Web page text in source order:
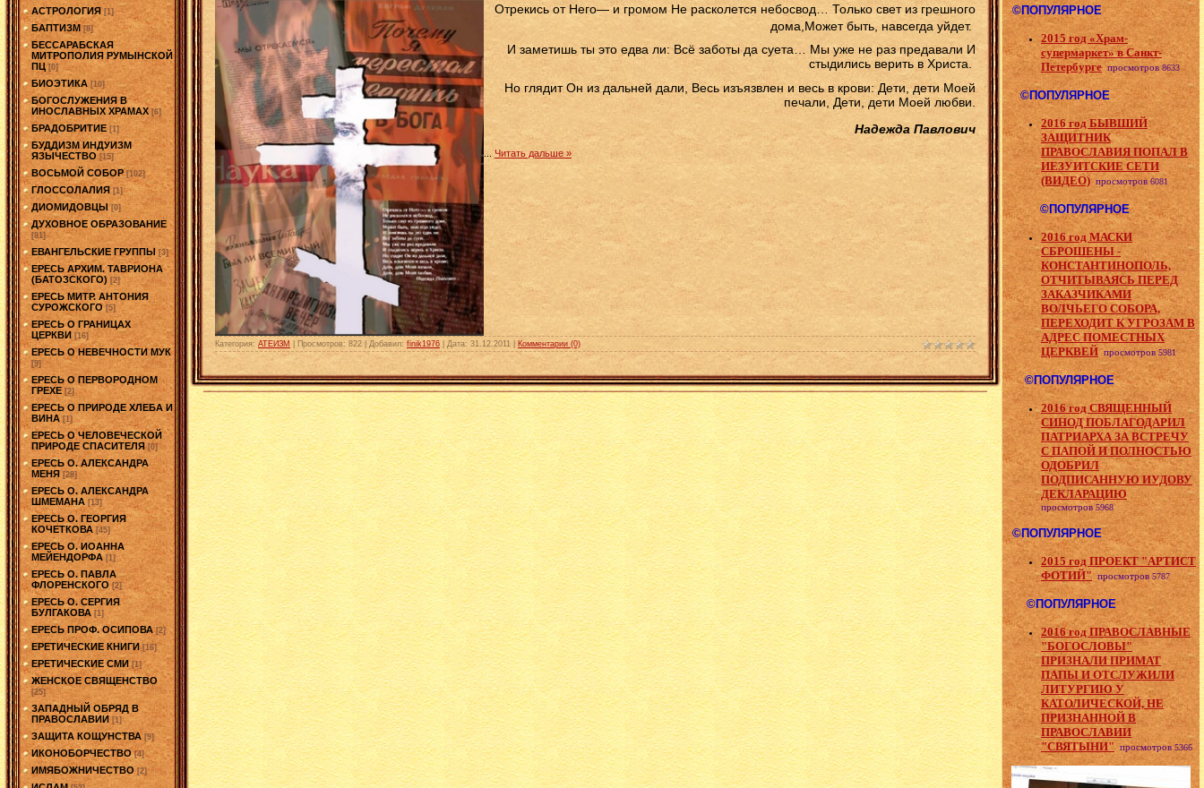
АСТРОЛОГИЯ [1]
БАПТИЗМ [8]
БЕССАРАБСКАЯ
МИТРОПОЛИЯ РУМЫНСКОЙ
ПЦ [0]
БИОЭТИКА [10]
БОГОСЛУЖЕНИЯ В
ИНОСЛАВНЫХ ХРАМАХ [6]
БРАДОБРИТИЕ [1]
БУДДИЗМ ИНДУИЗМ
ЯЗЫЧЕСТВО [15]
ВОСЬМОЙ СОБОР [102]
ГЛОССОЛАЛИЯ [1]
ДИОМИДОВЦЫ [0]
ДУХОВНОЕ ОБРАЗОВАНИЕ
[81]
ЕВАНГЕЛЬСКИЕ ГРУППЫ [3]
ЕРЕСЬ АРХИМ. ТАВРИОНА
(БАТОЗСКОГО) [2]
ЕРЕСЬ МИТР. АНТОНИЯ
СУРОЖСКОГО [5]
ЕРЕСЬ О ГРАНИЦАХ
ЦЕРКВИ [16]
ЕРЕСЬ О НЕВЕЧНОСТИ МУК
[9]
ЕРЕСЬ О ПЕРВОРОДНОМ
ГРЕХЕ [2]
ЕРЕСЬ О ПРИРОДЕ ХЛЕБА И
ВИНА [1]
ЕРЕСЬ О ЧЕЛОВЕЧЕСКОЙ
ПРИРОДЕ СПАСИТЕЛЯ [0]
ЕРЕСЬ О. АЛЕКСАНДРА
МЕНЯ [28]
ЕРЕСЬ О. АЛЕКСАНДРА
ШМЕМАНА [13]
ЕРЕСЬ О. ГЕОРГИЯ
КОЧЕТКОВА [45]
ЕРЕСЬ О. ИОАННА
МЕЙЕНДОРФА [1]
ЕРЕСЬ О. ПАВЛА
ФЛОРЕНСКОГО [2]
ЕРЕСЬ О. СЕРГИЯ
БУЛГАКОВА [1]
ЕРЕСЬ ПРОФ. ОСИПОВА [2]
ЕРЕТИЧЕСКИЕ КНИГИ [16]
ЕРЕТИЧЕСКИЕ СМИ [1]
ЖЕНСКОЕ СВЯЩЕНСТВО
[25]
ЗАПАДНЫЙ ОБРЯД В
ПРАВОСЛАВИИ [1]
ЗАЩИТА КОЩУНСТВА [9]
ИКОНОБОРЧЕСТВО [4]
ИМЯБОЖНИЧЕСТВО [2]
Отрекись от Него— и громом Не расколется небосвод… Только свет из грешного
дома,Может быть, навсегда уйдет.
И заметишь ты это едва ли: Всё заботы да суета… Мы уже не раз предавали И
стыдились верить в Христа.
Но глядит Он из дальней дали, Весь изъязвлен и весь в крови: Дети, дети Моей
печали, Дети, дети Моей любви.
Надежда Павлович
Читать дальше »
Категория: АТЕИЗМ Просмотров: 822 Добавил: finik1976 Дата: 31.12.2011 Комментарии (0)
©ПОПУЛЯРНОЕ
2015 год «Храм-
супермаркет» в Санкт-
Петербурге просмотров8633
©ПОПУЛЯРНОЕ
2016 год БЫВШИЙ
ЗАЩИТНИК
ПРАВОСЛАВИЯ ПОПАЛ В
ИЕЗУИТСКИЕ СЕТИ
(ВИДЕО) просмотров6081
©ПОПУЛЯРНОЕ
2016 год МАСКИ
СБРОШЕНЫ -
КОНСТАНТИНОПОЛЬ,
ОТЧИТЫВАЯСЬ ПЕРЕД
ЗАКАЗЧИКАМИ
ВОЛЧЬЕГО СОБОРА,
ПЕРЕХОДИТ К УГРОЗАМ В
АДРЕС ПОМЕСТНЫХ
ЦЕРКВЕЙ просмотров5981
©ПОПУЛЯРНОЕ
2016 год СВЯЩЕННЫЙ
СИНОД ПОБЛАГОДАРИЛ
ПАТРИАРХА ЗА ВСТРЕЧУ
С ПАПОЙ И ПОЛНОСТЬЮ
ОДОБРИЛ
ПОДПИСАННУЮ ИУДОВУ
ДЕКЛАРАЦИЮ
просмотров 5968
©ПОПУЛЯРНОЕ
2015 год ПРОЕКТ "АРТИСТ
ФОТИЙ" просмотров5787
©ПОПУЛЯРНОЕ
2016 год ПРАВОСЛАВНЫЕ
"БОГОСЛОВЫ"
ПРИЗНАЛИ ПРИМАТ
ПАПЫ И ОТСЛУЖИЛИ
ЛИТУРГИЮ У
КАТОЛИЧЕСКОЙ, НЕ
ПРИЗНАННОЙ В
ПРАВОСЛАВИИ
"СВЯТЫНИ"
просмотров5366